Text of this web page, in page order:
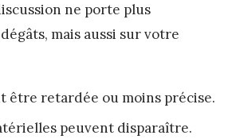
ne porte plus
mais aussi sur votre
être retardée ou moins précise.
peuvent disparaître.